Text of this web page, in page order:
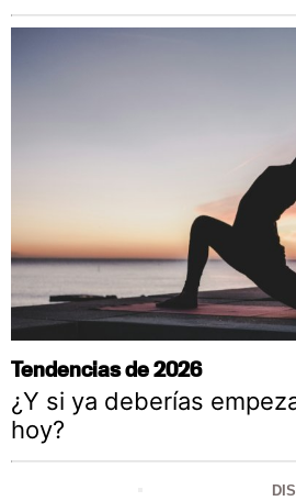
Tendencias de 2026
¿Y si ya deberías
hoy?